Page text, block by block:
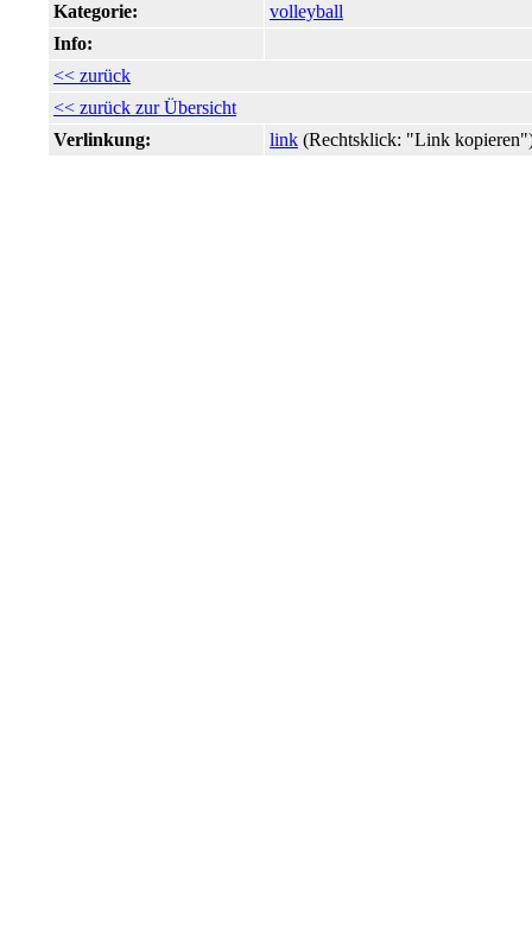
Kategorie:
volleyball
Info:
<< zurück
<< zurück zur Übersicht
Verlinkung:
link (Rechtsklick: "Link